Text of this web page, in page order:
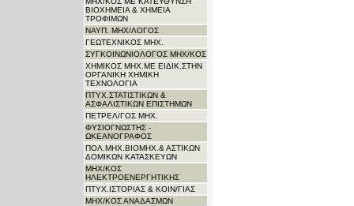
ΒΙΟΧΗΜΕΙΑ & ΧΗΜΕΙΑ
ΤΡΟΦΙΜΩΝ
ΝΑΥΠ. ΜΗΧ/ΛΟΓΟΣ
ΓΕΩΤΕΧΝΙΚΟΣ ΜΗΧ.
ΣΥΓΚΟΙΝΩΝΙΟΛΟΓΟΣ ΜΗΧ/ΚΟΣ
ΧΗΜΙΚΟΣ ΜΗΧ.ΜΕ ΕΙΔΙΚ.ΣΤΗΝ
ΟΡΓΑΝΙΚΗ ΧΗΜΙΚΗ
ΤΕΧΝΟΛΟΓΙΑ
ΠΤΥΧ.ΣΤΑΤΙΣΤΙΚΩΝ &
ΑΣΦΑΛΙΣΤΙΚΩΝ ΕΠΙΣΤΗΜΩΝ
ΠΕΤΡΕΛ/ΓΟΣ ΜΗΧ.
ΦΥΣΙΟΓΝΩΣΤΗΣ -
ΩΚΕΑΝΟΓΡΑΦΟΣ
ΠΟΛ.ΜΗΧ.ΒΙΟΜΗΧ.& ΑΣΤΙΚΩΝ
ΔΟΜΙΚΩΝ ΚΑΤΑΣΚΕΥΩΝ
ΜΗΧ/ΚΟΣ
ΗΛΕΚΤΡΟΕΝΕΡΓΗΤΙΚΗΣ
ΠΤΥΧ.ΙΣΤΟΡΙΑΣ & ΚΟΙΝ/ΓΙΑΣ
ΜΗΧ/ΚΟΣ ΑΝΑΔΑΣΜΩΝ